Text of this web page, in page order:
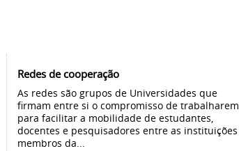
Redes de cooperação
As redes são grupos de Universidades que
firmam entre si o compromisso de trabalharem
para facilitar a mobilidade de estudantes,
docentes e pesquisadores entre as instituições
membros da...